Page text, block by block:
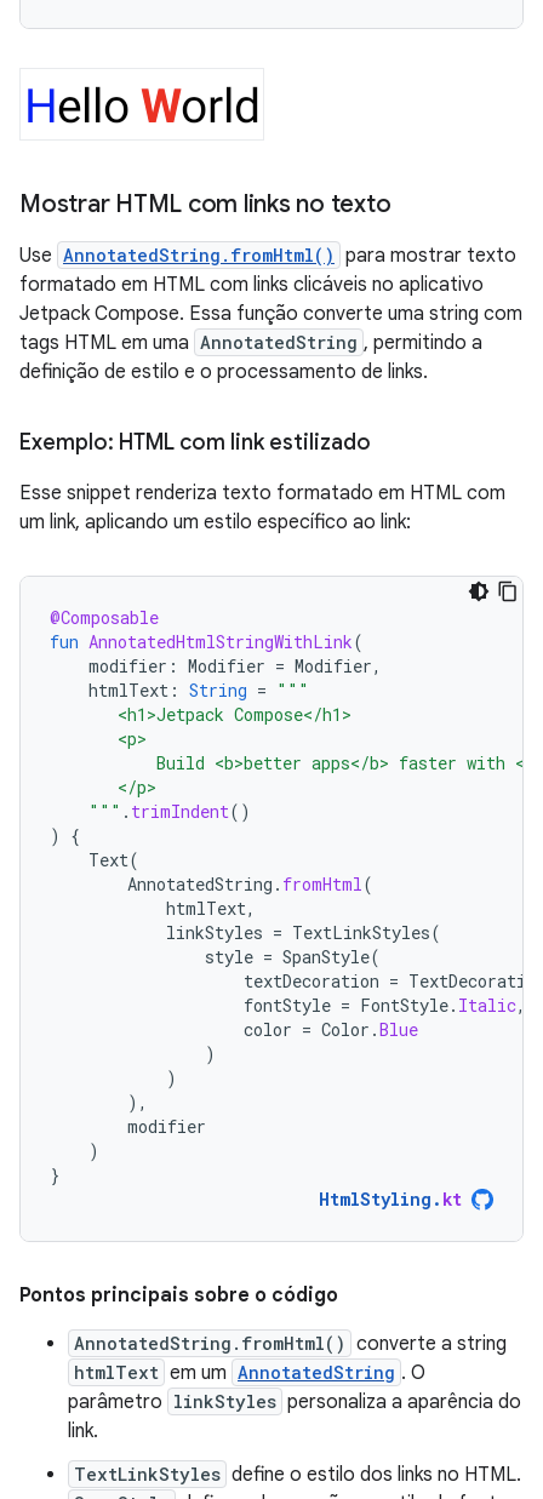
Mostrar HTML com links no texto
Use AnnotatedString.fromHtml() para mostrar texto
formatado em HTML com links clicáveis no aplicativo
Jetpack Compose. Essa função converte uma string com
tags HTML em uma AnnotatedString , permitindo a
definição de estilo e o processamento de links.
Exemplo: HTML com link estilizado
Esse snippet renderiza texto formatado em HTML com
um link, aplicando um estilo específico ao link:
@Composable
fun AnnotatedHtmlStringWithLink(
modifier : Modifier = Modifier,
htmlText : String = """
       <h1>Jetpack Compose</h1>
       <p>
Build <b>better apps</b> faster with
       </p>
    """
. trimIndent()
)
{
Text(
AnnotatedString . fromHtml(
htmlText,
linkStyles = TextLinkStyles(
style = SpanStyle(
textDecoration =
fontStyle = FontStyle. Italic,
color = Color .Blue
)
)
),
modifier
)
}
HtmlStyling . kt
Pontos principais sobre o código
AnnotatedString.fromHtml() converte a string
htmlText em um AnnotatedString . O
parâmetro linkStyles personaliza a aparência do
link.
TextLinkStyles define o estilo dos links no HTML.